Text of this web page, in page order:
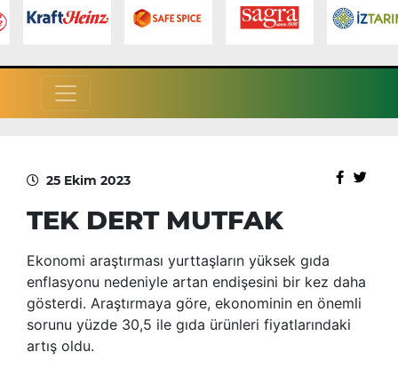
25 Ekim 2023
TEK DERT MUTFAK
Ekonomi araştırması yurttaşların yüksek gıda
enflasyonu nedeniyle artan endişesini bir kez daha
gösterdi. Araştırmaya göre, ekonominin en önemli
sorunu yüzde 30,5 ile gıda ürünleri fiyatlarındaki
artış oldu.